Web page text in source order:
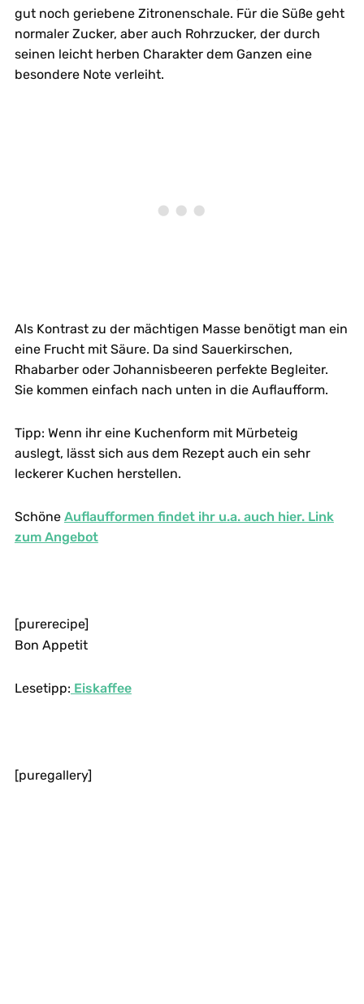
gut noch geriebene Zitronenschale. Für die Süße geht
normaler Zucker, aber auch Rohrzucker, der durch
seinen leicht herben Charakter dem Ganzen eine
besondere Note verleiht.
Als Kontrast zu der mächtigen Masse benötigt man ein
eine Frucht mit Säure. Da sind Sauerkirschen,
Rhabarber oder Johannisbeeren perfekte Begleiter.
Sie kommen einfach nach unten in die Auflaufform.
Tipp: Wenn ihr eine Kuchenform mit Mürbeteig
auslegt, lässt sich aus dem Rezept auch ein sehr
leckerer Kuchen herstellen.
Schöne Auflaufformen findet ihr u.a. auch hier. Link
zum Angebot
[purerecipe]
Bon Appetit
Lesetipp: Eiskaffee
[puregallery]